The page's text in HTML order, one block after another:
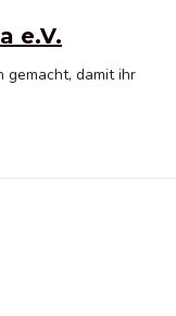
e.V.
gemacht, damit ihr